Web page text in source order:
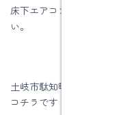
床下エアコンに興味を持
い。
土岐市駄知町Ｔ様邸性能
コチラです